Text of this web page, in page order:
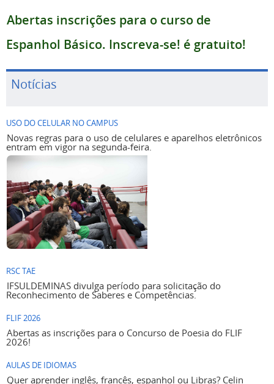
Abertas inscrições para o curso de
Espanhol Básico. Inscreva-se! é gratuito!
Notícias
USO DO CELULAR NO CAMPUS
Novas regras para o uso de celulares e aparelhos eletrônicos
entram em vigor na segunda-feira.
RSC TAE
IFSULDEMINAS divulga período para solicitação do
Reconhecimento de Saberes e Competências.
FLIF 2026
Abertas as inscrições para o Concurso de Poesia do FLIF
2026!
AULAS DE IDIOMAS
Quer aprender inglês, francês, espanhol ou Libras? Celin